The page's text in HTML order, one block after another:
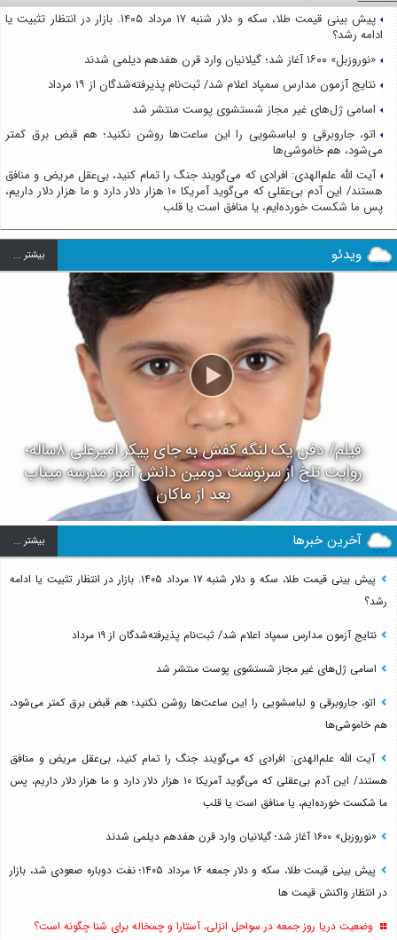
پیش بینی قیمت طلا، سکه و دلار شنبه ۱۷ مرداد ۱۴۰۵. بازار در انتظار تثبیت یا
ادامه رشد؟
«نوروزبل» ۱۶۰۰ آغاز شد؛ گیلانیان وارد قرن هفدهم دیلمی شدند
نتایج آزمون مدارس سمپاد اعلام شد/ ثبت‌نام پذیرفته‌شدگان از ۱۹ مرداد
اسامی ژل‌های غیر مجاز شستشوی پوست منتشر شد
اتو، جاروبرقی و لباسشویی را این ساعت‌ها روشن نکنید؛ هم قبض برق کمتر
می‌شود، هم خاموشی‌ها
آیت الله علم‌الهدی: افرادی که می‌گویند جنگ را تمام کنید، بی‌عقل مریض و منافق
هستند/ این آدم بی‌عقلی که می‌گوید آمریکا ۱۰ هزار دلار دارد و ما هزار دلار داریم،
پس ما شکست خورده‌ایم، یا منافق است یا قلب
ویدئو بيشتر ...
فیلم/ دفن یک لنگه کفش به جای پیکر امیرعلی ۸ساله؛
روایت تلخ از سرنوشت دومین دانش آموز مدرسه میناب
بعد از ماکان
آخرین خبرها بيشتر ...
پیش بینی قیمت طلا، سکه و دلار شنبه ۱۷ مرداد ۱۴۰۵. بازار در انتظار تثبیت یا ادامه
رشد؟
نتایج آزمون مدارس سمپاد اعلام شد/ ثبت‌نام پذیرفته‌شدگان از ۱۹ مرداد
اسامی ژل‌های غیر مجاز شستشوی پوست منتشر شد
اتو، جاروبرقی و لباسشویی را این ساعت‌ها روشن نکنید؛ هم قبض برق کمتر می‌شود،
هم خاموشی‌ها
آیت الله علم‌الهدی: افرادی که می‌گویند جنگ را تمام کنید، بی‌عقل مریض و منافق
هستند/ این آدم بی‌عقلی که می‌گوید آمریکا ۱۰ هزار دلار دارد و ما هزار دلار داریم، پس
ما شکست خورده‌ایم، یا منافق است یا قلب
«نوروزبل» ۱۶۰۰ آغاز شد؛ گیلانیان وارد قرن هفدهم دیلمی شدند
پیش بینی قیمت طلا، سکه و دلار جمعه ۱۶ مرداد ۱۴۰۵؛ نفت دوباره صعودی شد، بازار
در انتظار واکنش قیمت ها
وضعیت دریا روز جمعه در سواحل انزلی، آستارا و چمخاله برای شنا چگونه است؟